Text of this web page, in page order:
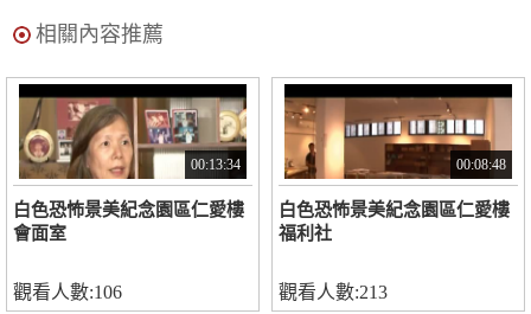
相關內容推薦
00:13:34
白色恐怖景美紀念園區仁愛樓
會面室
觀看人數:106
00:08:48
白色恐怖景美紀念園區仁愛樓
福利社
觀看人數:213